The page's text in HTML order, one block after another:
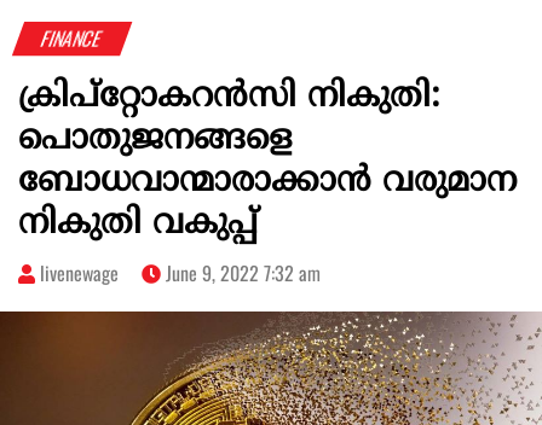
FINANCE
ക്രിപ്‌റ്റോകറന്‍സി നികുതി:
പൊതുജനങ്ങളെ
ബോധവാന്മാരാക്കാന്‍ വരുമാന
നികുതി വകുപ്പ്
livenewage June 9, 2022 7:32 am